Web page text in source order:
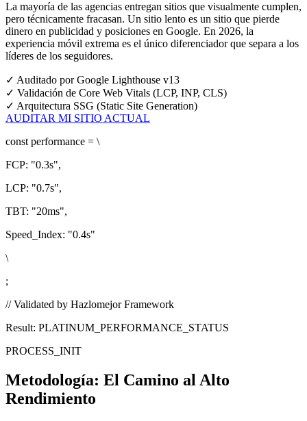
La mayoría de las agencias entregan sitios que visualmente cumplen,
pero técnicamente fracasan. Un sitio lento es un sitio que pierde
dinero en publicidad y posiciones en Google. En 2026, la
experiencia móvil extrema es el único diferenciador que separa a los
líderes de los seguidores.
✓ Auditado por Google Lighthouse v13
✓ Validación de Core Web Vitals (LCP, INP, CLS)
✓ Arquitectura SSG (Static Site Generation)
AUDITAR MI SITIO ACTUAL
const performance = \
FCP: "0.3s",
LCP: "0.7s",
TBT: "20ms",
Speed_Index: "0.4s"
\
;
// Validated by Hazlomejor Framework
Result: PLATINUM_PERFORMANCE_STATUS
PROCESS_INIT
Metodología: El Camino al Alto
Rendimiento